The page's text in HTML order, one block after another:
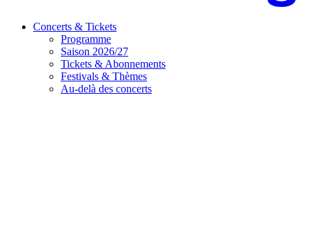
Concerts & Tickets
Programme
Saison 2026/27
Tickets & Abonnements
Festivals & Thèmes
Au-delà des concerts